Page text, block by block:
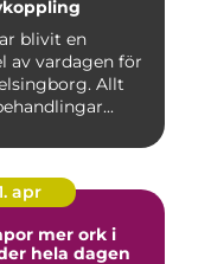
blivit en
av vardagen för
Allt
apr
ork i
hela dagen